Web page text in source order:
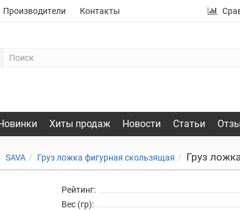
Производители Контакты
Хиты продаж Новости Статьи
SAVA Груз ложка фигурная скользящая Груз
Рейтинг:
Вес (гр):